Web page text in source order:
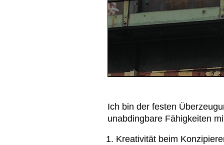
Ich bin der festen
unabdingbare Fähigkeiten
Kreativität beim